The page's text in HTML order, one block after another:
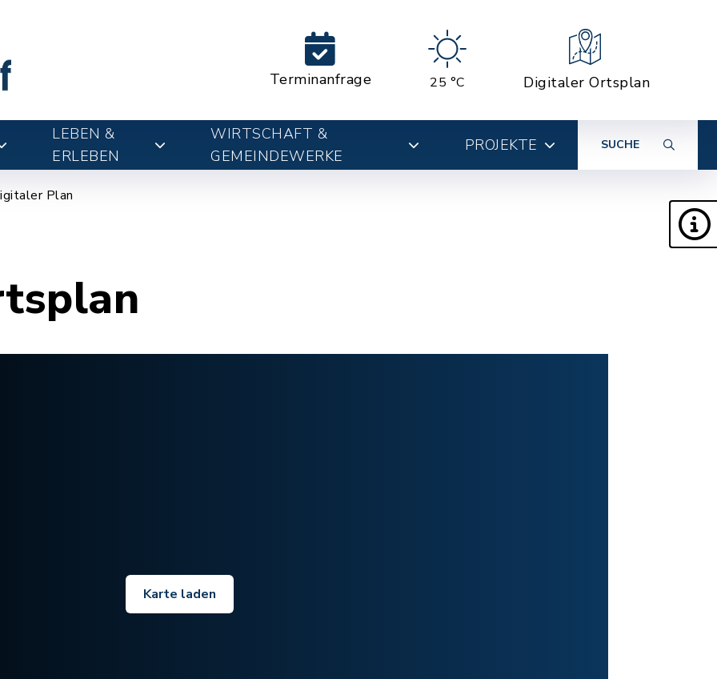
Terminanfrage 25 °C Digitaler Ortsplan
LEBEN &
ERLEBEN
WIRTSCHAFT &
GEMEINDEWERKE
PROJEKTE SUCHE
Plan
Karte laden